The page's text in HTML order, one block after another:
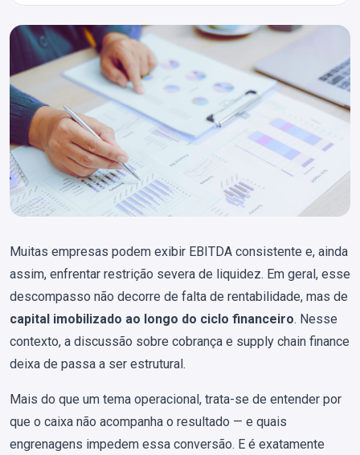
Muitas empresas podem exibir EBITDA consistente e, ainda
assim, enfrentar restrição severa de liquidez. Em geral, esse
descompasso não decorre de falta de rentabilidade, mas de
capital imobilizado ao longo do ciclo financeiro. Nesse
contexto, a discussão sobre cobrança e supply chain finance
deixa de passa a ser estrutural.
Mais do que um tema operacional, trata-se de entender por
que o caixa não acompanha o resultado — e quais
engrenagens impedem essa conversão. E é exatamente